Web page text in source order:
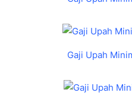
Gaji Upah